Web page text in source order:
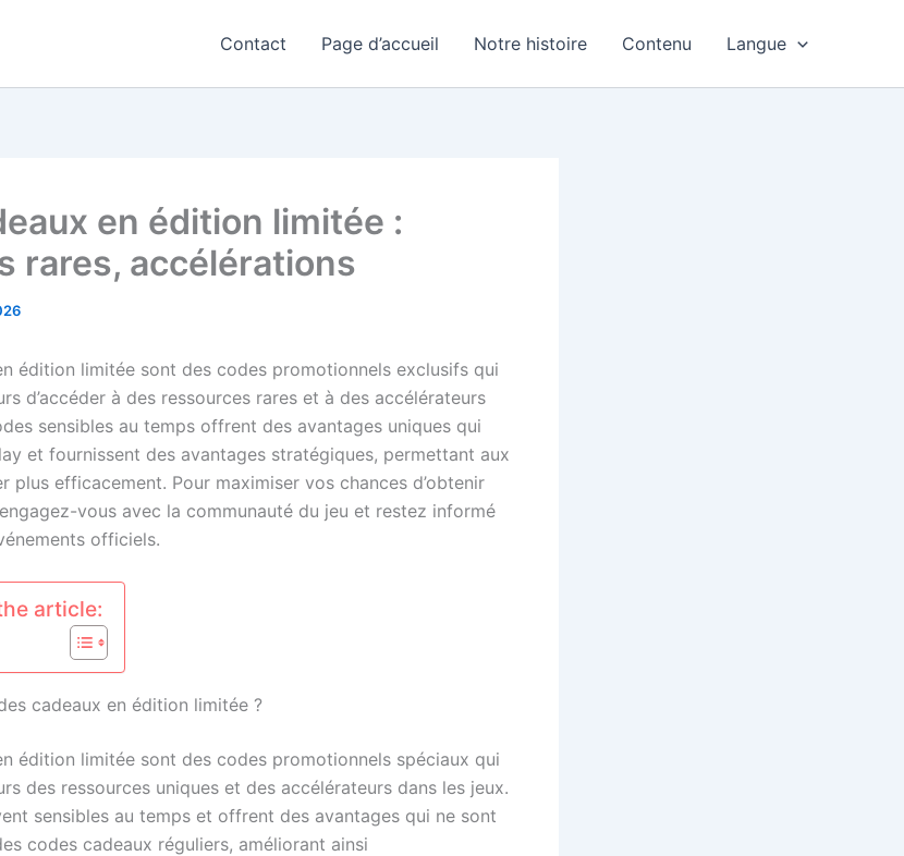
Contact Page d’accueil Notre histoire Contenu Langue
en édition limitée :
rares, accélérations
édition limitée sont des codes promotionnels exclusifs qui
d’accéder à des ressources rares et à des accélérateurs
sensibles au temps offrent des avantages uniques qui
et fournissent des avantages stratégiques, permettant aux
plus efficacement. Pour maximiser vos chances d’obtenir
vous avec la communauté du jeu et restez informé
officiels.
article:
cadeaux en édition limitée ?
édition limitée sont des codes promotionnels spéciaux qui
des ressources uniques et des accélérateurs dans les jeux.
sensibles au temps et offrent des avantages qui ne sont
codes cadeaux réguliers, améliorant ainsi